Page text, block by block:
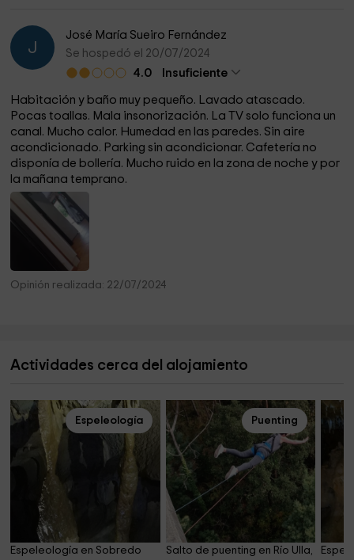
J
José María Sueiro Fernández
Se hospedó el 20/07/2024
4.0
Insuficiente
Habitación y baño muy pequeño. Lavado atascado.
Pocas toallas. Mala insonorización. La TV solo funciona un
canal. Mucho calor. Humedad en las paredes. Sin aire
acondicionado. Parking sin acondicionar. Cafetería no
disponía de bollería. Mucho ruido en la zona de noche y por
la mañana temprano.
Opinión realizada: 22/07/2024
Actividades cerca del alojamiento
Espeleología
Espeleología en Sobredo
Puenting
Salto de puenting en Río Ulla,